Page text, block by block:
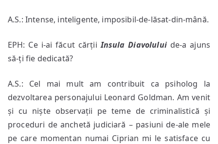
A.S.: Intense, inteligente, imposibil-de-lăsat-din-mână.
EPH: Ce i-ai făcut cărțiiInsula Diavoluluide-a ajuns
să-ți fie dedicată?
A.S.: Cel mai mult am contribuit ca psiholog la
dezvoltarea personajului Leonard Goldman. Am venit
și cu niște observații pe teme de criminalistică și
proceduri de anchetă judiciară – pasiuni de-ale mele
pe care momentan numai Ciprian mi le satisface cu